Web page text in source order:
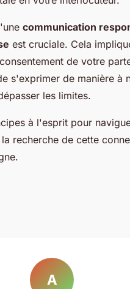
communication
est cruciale. Cela
de votre
s'exprimer de manière à
les limites.
à l'esprit pour
recherche de cette
A